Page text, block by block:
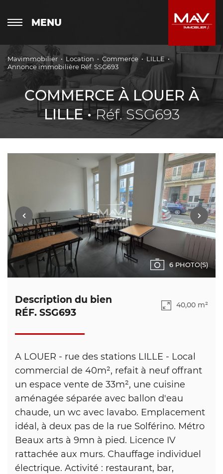
MENU
Mavimmobilier Location Commerce
LILLE
Annonce immobilière Réf. SSG693
COMMERCE À LOUER À
LILLE •Réf. SSG693
6 PHOTO(S)
Description du bien
RÉF. SSG693
40,00 m²
A LOUER - rue des stations LILLE - Local
commercial de 40m², refait à neuf offrant
un espace vente de 33m², une cuisine
aménagée séparée avec ballon d'eau
chaude, un wc avec lavabo. Emplacement
idéal, à deux pas de la rue Solférino. Métro
Beaux arts à 9mn à pied. Licence IV
rattachée aux murs. Chauffage individuel
électrique. Activité : restaurant, bar,